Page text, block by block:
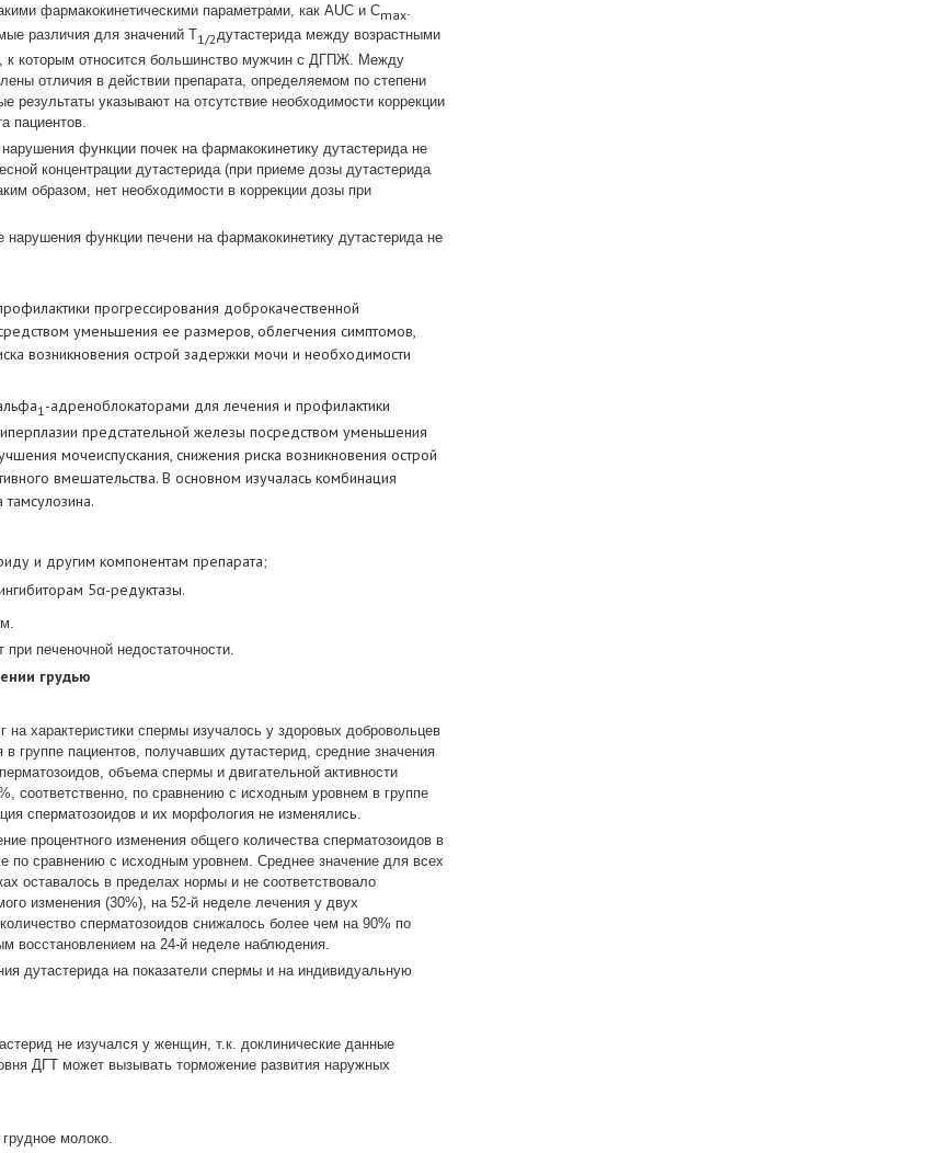
фармакокинетическими параметрами, как AUC и Cmax
различия для значений Т1/2дутастерида между возрастными
к которым относится большинство мужчин с ДГПЖ. Между
отличия в действии препарата, определяемом по степени
результаты указывают на отсутствие необходимости коррекции
пациентов.
функции почек на фармакокинетику дутастерида не
концентрации дутастерида (при приеме дозы дутастерида
образом, нет необходимости в коррекции дозы при
нарушения функции печени на фармакокинетику дутастерида не
прогрессирования доброкачественной
уменьшения ее размеров, облегчения симптомов,
возникновения острой задержки мочи и необходимости
1 -адреноблокаторами для лечения и профилактики
предстательной железы посредством уменьшения
мочеиспускания, снижения риска возникновения острой
вмешательства. В основном изучалась комбинация
и другим компонентам препарата;
5α-редуктазы.
печеночной недостаточности.
грудью
на характеристики спермы изучалось у здоровых добровольцев
группе пациентов, получавших дутастерид, средние значения
объема спермы и двигательной активности
соответственно, по сравнению с исходным уровнем в группе
сперматозоидов и их морфология не изменялись.
процентного изменения общего количества сперматозоидов в
по сравнению с исходным уровнем. Среднее значение для всех
оставалось в пределах нормы и не соответствовало
изменения (30%), на 52-й неделе лечения у двух
сперматозоидов снижалось более чем на 90% по
восстановлением на 24-й неделе наблюдения.
дутастерида на показатели спермы и на индивидуальную
не изучался у женщин, т.к. доклинические данные
ДГТ может вызывать торможение развития наружных
молоко.